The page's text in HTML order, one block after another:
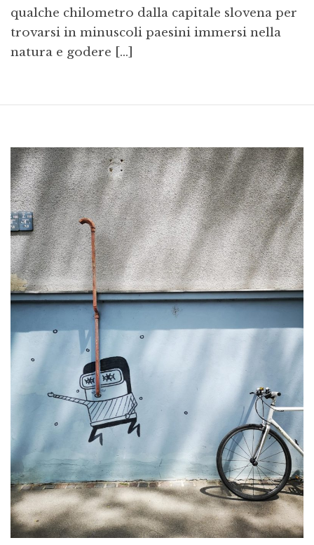
qualche chilometro dalla capitale slovena per
trovarsi in minuscoli paesini immersi nella
natura e godere […]